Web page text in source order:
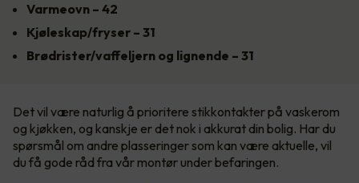
Varmeovn – 42
Kjøleskap/fryser – 31
Brødrister/vaffeljern og lignende – 31
Det vil være naturlig å prioritere stikkontakter på vaskerom
og kjøkken, og kanskje er det nok i akkurat din bolig. Har du
spørsmål om andre plasseringer som kan være aktuelle, vil
du få gode råd fra vår montør under befaringen.